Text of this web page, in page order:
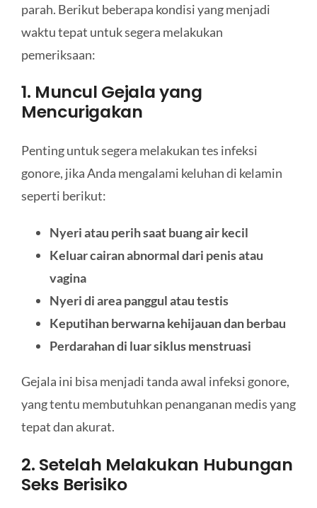
parah. Berikut beberapa kondisi yang menjadi
waktu tepat untuk segera melakukan
pemeriksaan:
1. Muncul Gejala yang
Mencurigakan
Penting untuk segera melakukan tes infeksi
gonore, jika Anda mengalami keluhan di kelamin
seperti berikut:
Nyeri atau perih saat buang air kecil
Keluar cairan abnormal dari penis atau
vagina
Nyeri di area panggul atau testis
Keputihan berwarna kehijauan dan berbau
Perdarahan di luar siklus menstruasi
Gejala ini bisa menjadi tanda awal infeksi gonore,
yang tentu membutuhkan penanganan medis yang
tepat dan akurat.
2. Setelah Melakukan Hubungan
Seks Berisiko